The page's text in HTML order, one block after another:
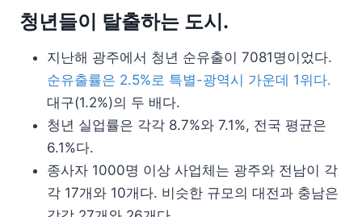
청년들이 탈출하는 도시.
지난해 광주에서 청년 순유출이 7081명이었다.
순유출률은 2.5%로 특별-광역시 가운데 1위다.
대구(1.2%)의 두 배다.
청년 실업률은 각각 8.7%와 7.1%, 전국 평균은
6.1%다.
종사자 1000명 이상 사업체는 광주와 전남이 각
각 17개와 10개다. 비슷한 규모의 대전과 충남은